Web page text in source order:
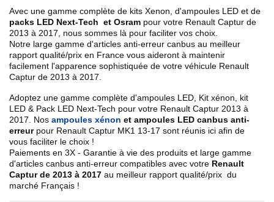
Avec une gamme complète de kits Xenon, d'ampoules LED et de
packs LED Next-Tech et Osram pour votre Renault Captur de
2013 à 2017, nous sommes là pour faciliter vos choix.
Notre large gamme d'articles anti-erreur canbus au meilleur
rapport qualité/prix en France vous aideront à maintenir
facilement l'apparence sophistiquée de votre véhicule Renault
Captur de 2013 à 2017.
Adoptez une gamme complète d'ampoules LED, Kit xénon, kit
LED & Pack LED Next-Tech pour votre Renault Captur 2013 à
2017. Nos ampoules xénon et ampoules LED canbus anti-
erreurpour Renault Captur MK1 13-17 sont réunis ici afin de
vous faciliter le choix !
Paiements en 3X - Garantie à vie des produits et large gamme
d'articles canbus anti-erreur compatibles avec votre Renault
Captur de 2013 à 2017 au meilleur rapport qualité/prix du
marché Français !